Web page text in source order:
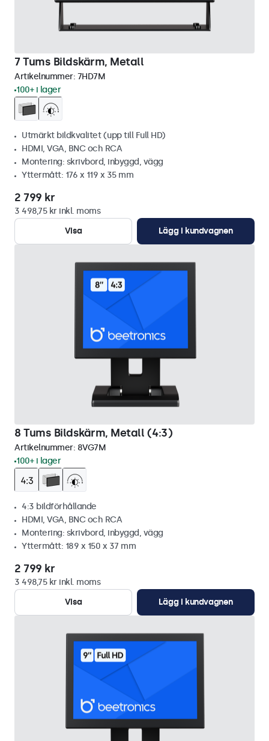
7 Tums Bildskärm, Metall
Artikelnummer: 7HD7M
100+ i lager
Utmärkt bildkvalitet (upp till Full HD)
HDMI, VGA, BNC och RCA
Montering: skrivbord, inbyggd, vägg
Yttermått: 176 x 119 x 35 mm
2 799 kr
3 498,75 kr inkl. moms
Visa
Lägg i kundvagnen
8 Tums Bildskärm, Metall (4:3)
Artikelnummer: 8VG7M
100+ i lager
4:3 bildförhållande
HDMI, VGA, BNC och RCA
Montering: skrivbord, inbyggd, vägg
Yttermått: 189 x 150 x 37 mm
2 799 kr
3 498,75 kr inkl. moms
Visa
Lägg i kundvagnen